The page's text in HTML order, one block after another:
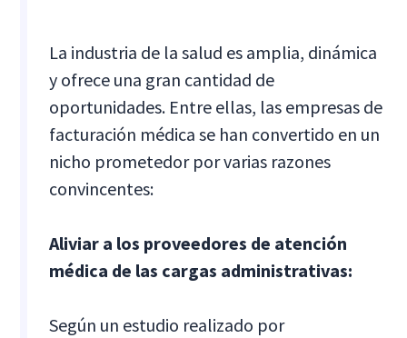
La industria de la salud es amplia, dinámica
y ofrece una gran cantidad de
oportunidades. Entre ellas, las empresas de
facturación médica se han convertido en un
nicho prometedor por varias razones
convincentes:
Aliviar a los proveedores de atención
médica de las cargas administrativas:
Según un estudio realizado por